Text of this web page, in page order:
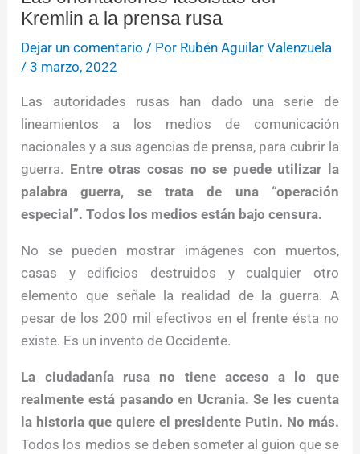
Kremlin a la prensa rusa
Dejar un comentario / Por Rubén Aguilar Valenzuela
/3 marzo, 2022
Las autoridades rusas han dado una serie de
lineamientos a los medios de comunicación
nacionales y a sus agencias de prensa, para cubrir la
guerra. Entre otras cosas no se puede utilizar la
palabra guerra, se trata de una “operación
especial”. Todos los medios están bajo censura.
No se pueden mostrar imágenes con muertos,
casas y edificios destruidos y cualquier otro
elemento que señale la realidad de la guerra. A
pesar de los 200 mil efectivos en el frente ésta no
existe. Es un invento de Occidente.
La ciudadanía rusa no tiene acceso a lo que
realmente está pasando en Ucrania. Se les cuenta
la historia que quiere el presidente Putin. No más.
Todos los medios se deben someter al guion que se